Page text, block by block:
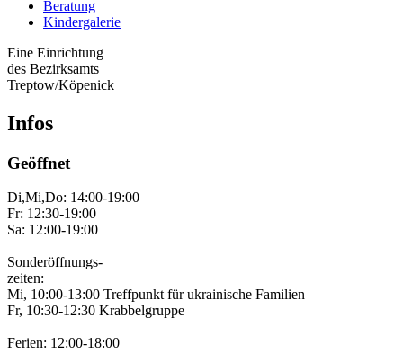
Beratung
Kindergalerie
Eine Einrichtung
des Bezirksamts
Treptow/Köpenick
Infos
Geöffnet
Di,Mi,Do: 14:00-19:00
Fr: 12:30-19:00
Sa: 12:00-19:00
Sonderöffnungs-
zeiten:
Mi, 10:00-13:00 Treffpunkt für ukrainische Familien
Fr, 10:30-12:30 Krabbelgruppe
Ferien: 12:00-18:00